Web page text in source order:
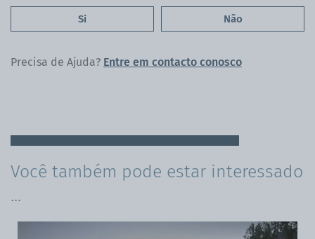
Si Não
Precisa de Ajuda? Entre em contacto conosco
Você também pode estar interessado
...